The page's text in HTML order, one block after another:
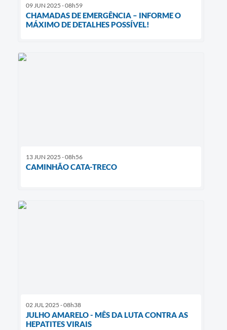
09 JUN 2025 - 08h59
CHAMADAS DE EMERGÊNCIA – INFORME O
MÁXIMO DE DETALHES POSSÍVEL!
13 JUN 2025 - 08h56
CAMINHÃO CATA-TRECO
02 JUL 2025 - 08h38
JULHO AMARELO - MÊS DA LUTA CONTRA AS
HEPATITES VIRAIS